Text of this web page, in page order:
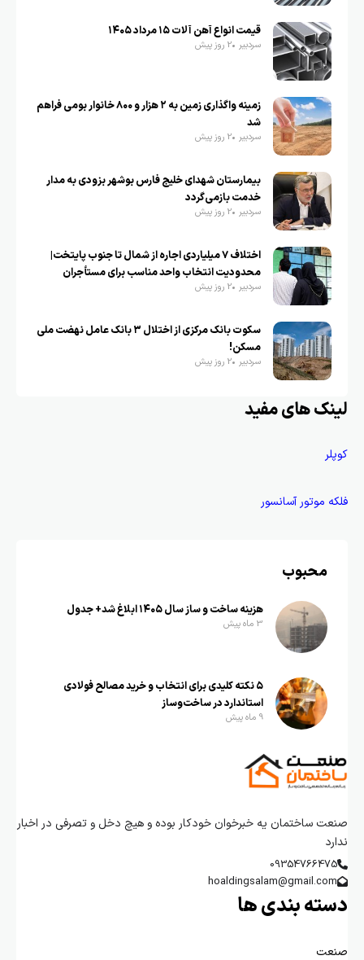
قیمت انواع آهن آلات ۱۵ مرداد ۱۴۰۵
سردبیر 2 روز پیش
زمینه واگذاری زمین به ۲ هزار و ۸۰۰ خانوار بومی فراهم
شد
سردبیر 2 روز پیش
بیمارستان شهدای خلیج فارس بوشهر بزودی به مدار
خدمت بازمی‌گردد
سردبیر 2 روز پیش
اختلاف ۷ میلیاردی اجاره از شمال تا جنوب پایتخت|
محدودیت انتخاب واحد مناسب برای مستأجران
سردبیر 2 روز پیش
سکوت بانک مرکزی از اختلال ۳ بانک عامل نهضت ملی
مسکن!
سردبیر 2 روز پیش
لینک های مفید
کوپلر
فلکه موتور آسانسور
محبوب
هزینه ساخت و ساز سال ۱۴۰۵ ابلاغ شد+ جدول
3 ماه پیش
۵ نکته کلیدی برای انتخاب و خرید مصالح فولادی
استاندارد در ساخت‌وساز
9 ماه پیش
صنعت ساختمان یه خبرخوان خودکار بوده و هیچ دخل و تصرفی در اخبار
ندارد
09354766475
hoaldingsalam@gmail.com
دسته بندی ها
صنعت